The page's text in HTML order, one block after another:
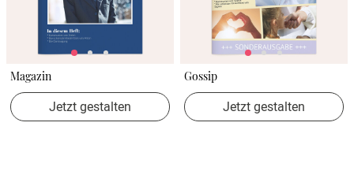
Magazin
Jetzt gestalten
Gossip
Jetzt gestalten